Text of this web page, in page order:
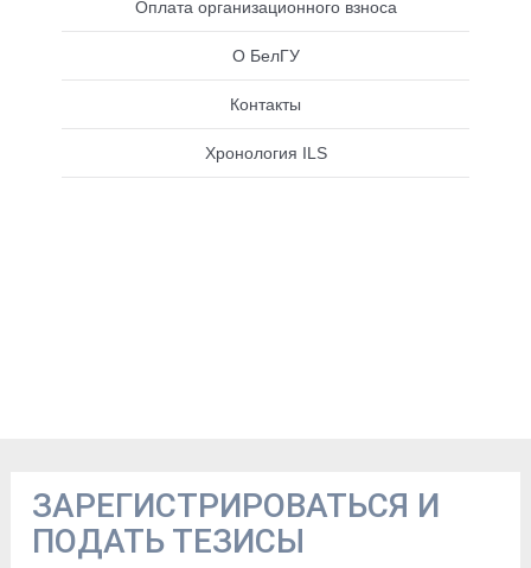
Оплата организационного взноса
О БелГУ
Контакты
Хронология ILS
ЗАРЕГИСТРИРОВАТЬСЯ И
ПОДАТЬ ТЕЗИСЫ